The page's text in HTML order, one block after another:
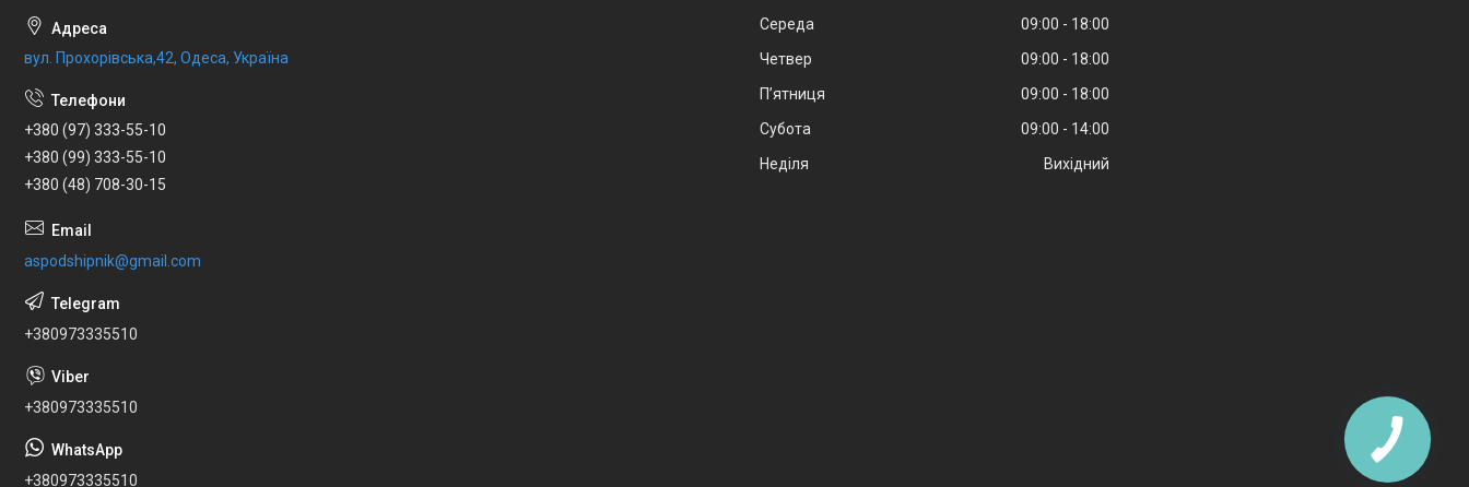
вул. Прохорівська,42, Одеса, Україна
+380 (97) 333-55-10
+380 (99) 333-55-10
+380 (48) 708-30-15
aspodshipnik@gmail.com
+380973335510
+380973335510
+380973335510
Середа
09:00
18:00
Четвер
09:00
18:00
Пʼятниця
09:00
18:00
Субота
09:00
14:00
Неділя
Вихідний